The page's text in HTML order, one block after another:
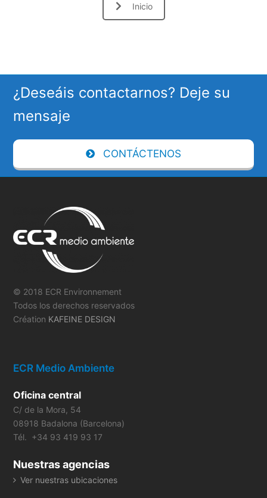
Inicio
¿Deseáis contactarnos? Deje su
mensaje
CONTÁCTENOS
© 2018 ECR Environnement
Todos los derechos reservados
Création KAFEINE DESIGN
ECR Medio Ambiente
Oficina central
C/ de la Mora, 54
08918 Badalona (Barcelona)
Tél. +34 93 419 93 17
Nuestras agencias
Ver nuestras ubicaciones